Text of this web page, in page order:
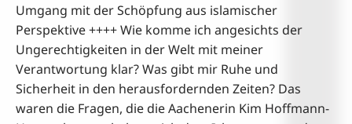
Umgang mit der Schöpfung aus islamischer
Perspektive ++++ Wie komme ich angesichts der
Ungerechtigkeiten in der Welt mit meiner
Verantwortung klar? Was gibt mir Ruhe und
Sicherheit in den herausfordernden Zeiten? Das
waren die Fragen, die die Aachenerin Kim Hoffmann-